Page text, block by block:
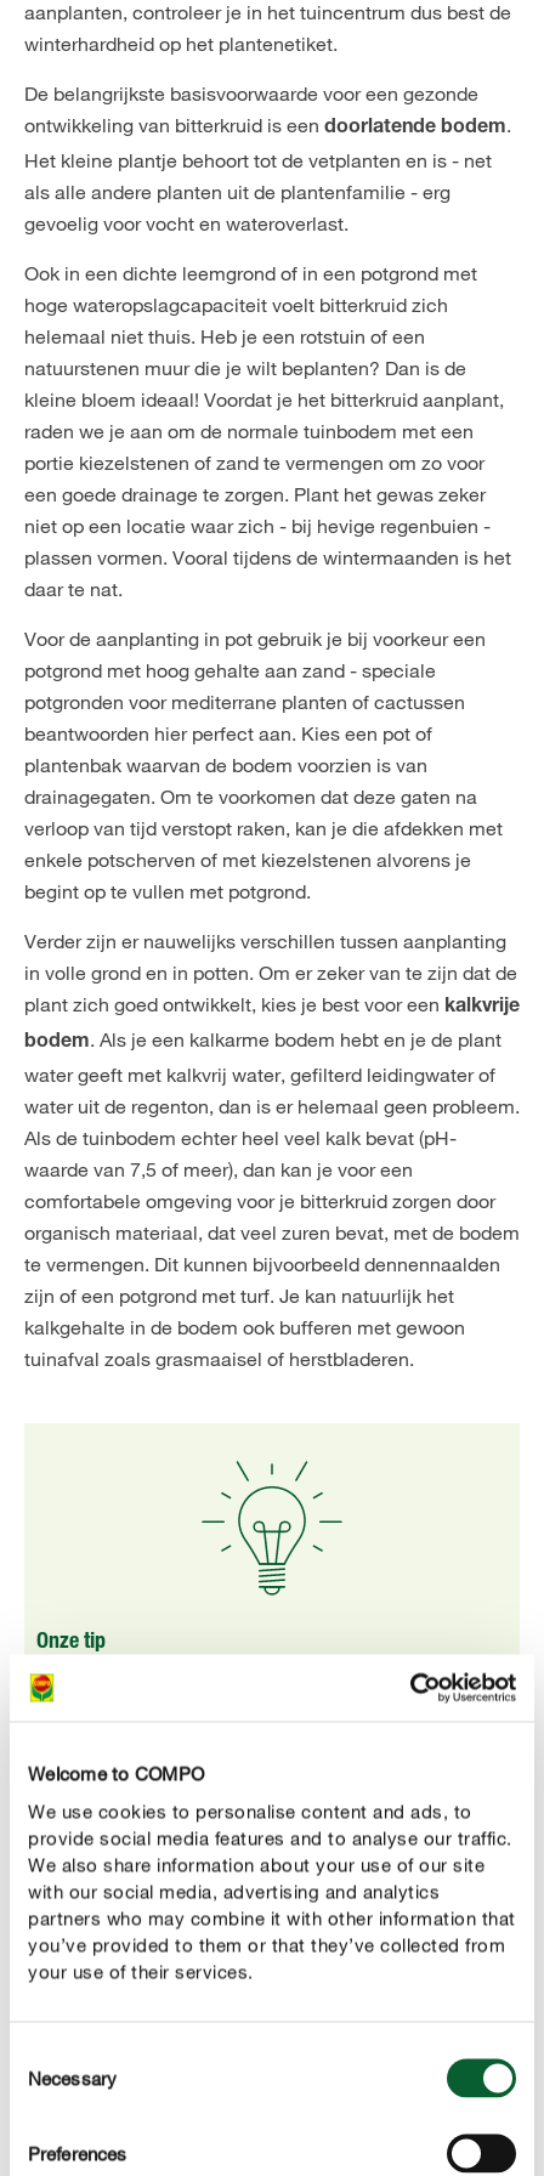
Welcome to COMPO
We use cookies to personalise content and ads, to
provide social media features and to analyse our traffic.
We also share information about your use of our site
with our social media, advertising and analytics
partners who may combine it with other information that
you’ve provided to them or that they’ve collected from
your use of their services.
Selection
Necessary
Preferences
aanplanten, controleer je in het tuincentrum dus best de
winterhardheid op het plantenetiket.
De belangrijkste basisvoorwaarde voor een gezonde
ontwikkeling van bitterkruid is een doorlatende bodem.
Het kleine plantje behoort tot de vetplanten en is - net
als alle andere planten uit de plantenfamilie - erg
gevoelig voor vocht en wateroverlast.
Ook in een dichte leemgrond of in een potgrond met
hoge wateropslagcapaciteit voelt bitterkruid zich
helemaal niet thuis. Heb je een rotstuin of een
natuurstenen muur die je wilt beplanten? Dan is de
kleine bloem ideaal! Voordat je het bitterkruid aanplant,
raden we je aan om de normale tuinbodem met een
portie kiezelstenen of zand te vermengen om zo voor
een goede drainage te zorgen. Plant het gewas zeker
niet op een locatie waar zich - bij hevige regenbuien -
plassen vormen. Vooral tijdens de wintermaanden is het
daar te nat.
Voor de aanplanting in pot gebruik je bij voorkeur een
potgrond met hoog gehalte aan zand - speciale
potgronden voor mediterrane planten of cactussen
beantwoorden hier perfect aan. Kies een pot of
plantenbak waarvan de bodem voorzien is van
drainagegaten. Om te voorkomen dat deze gaten na
verloop van tijd verstopt raken, kan je die afdekken met
enkele potscherven of met kiezelstenen alvorens je
begint op te vullen met potgrond.
Verder zijn er nauwelijks verschillen tussen aanplanting
in volle grond en in potten. Om er zeker van te zijn dat de
plant zich goed ontwikkelt, kies je best voor een kalkvrije
bodem. Als je een kalkarme bodem hebt en je de plant
water geeft met kalkvrij water, gefilterd leidingwater of
water uit de regenton, dan is er helemaal geen probleem.
Als de tuinbodem echter heel veel kalk bevat (pH-
waarde van 7,5 of meer), dan kan je voor een
comfortabele omgeving voor je bitterkruid zorgen door
organisch materiaal, dat veel zuren bevat, met de bodem
te vermengen. Dit kunnen bijvoorbeeld dennennaalden
zijn of een potgrond met turf. Je kan natuurlijk het
kalkgehalte in de bodem ook bufferen met gewoon
tuinafval zoals grasmaaisel of herstbladeren.
Onze tip
Als je de verwelkte bloemen van het bitterkruid
van bitterkruid met enkele weken verlengen, tot groot
jolijt van heel wat nuttige insecten!
CORRECT VERZORGEN
De factor die het grootste gevaar vormt voor je bitterkruid
wanneer ze daar nood aan heeft. Zoals alle vetplanten